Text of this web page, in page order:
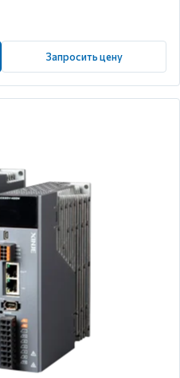
Запросить цену